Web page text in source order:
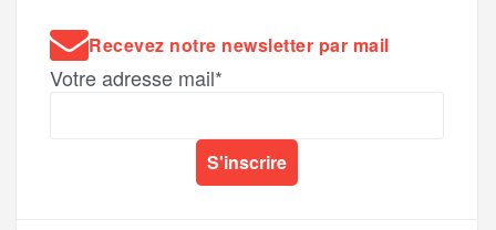
Recevez notre newsletter par mail
Votre adresse mail*